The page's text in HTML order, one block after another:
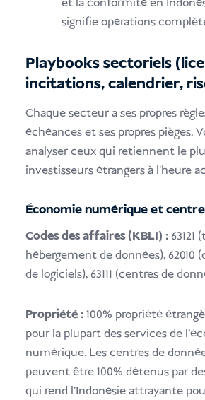
et la conformité en
signifie opérations
Playbooks sectoriels
incitations, calendrier,
Chaque secteur a ses propres
échéances et ses propres pièges.
analyser ceux qui retiennent le
investisseurs étrangers à l'heure
Économie numérique et
Codes des affaires (KBLI) :
hébergement de données), 62010
de logiciels), 63111 (centres de
Propriété :100% propriété
pour la plupart des services de
numérique. Les centres de
peuvent être 100% détenus par
qui rend l'Indonésie attrayante